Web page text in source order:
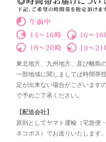
東北地方、九州地方、及び離島
一部地域に関しましては時間帯
定が出来ない場合がございます
で予めご了承ください｡
【配送会社】
原則としてヤマト運輸（宅急便
ネコポス）でお送りいたします